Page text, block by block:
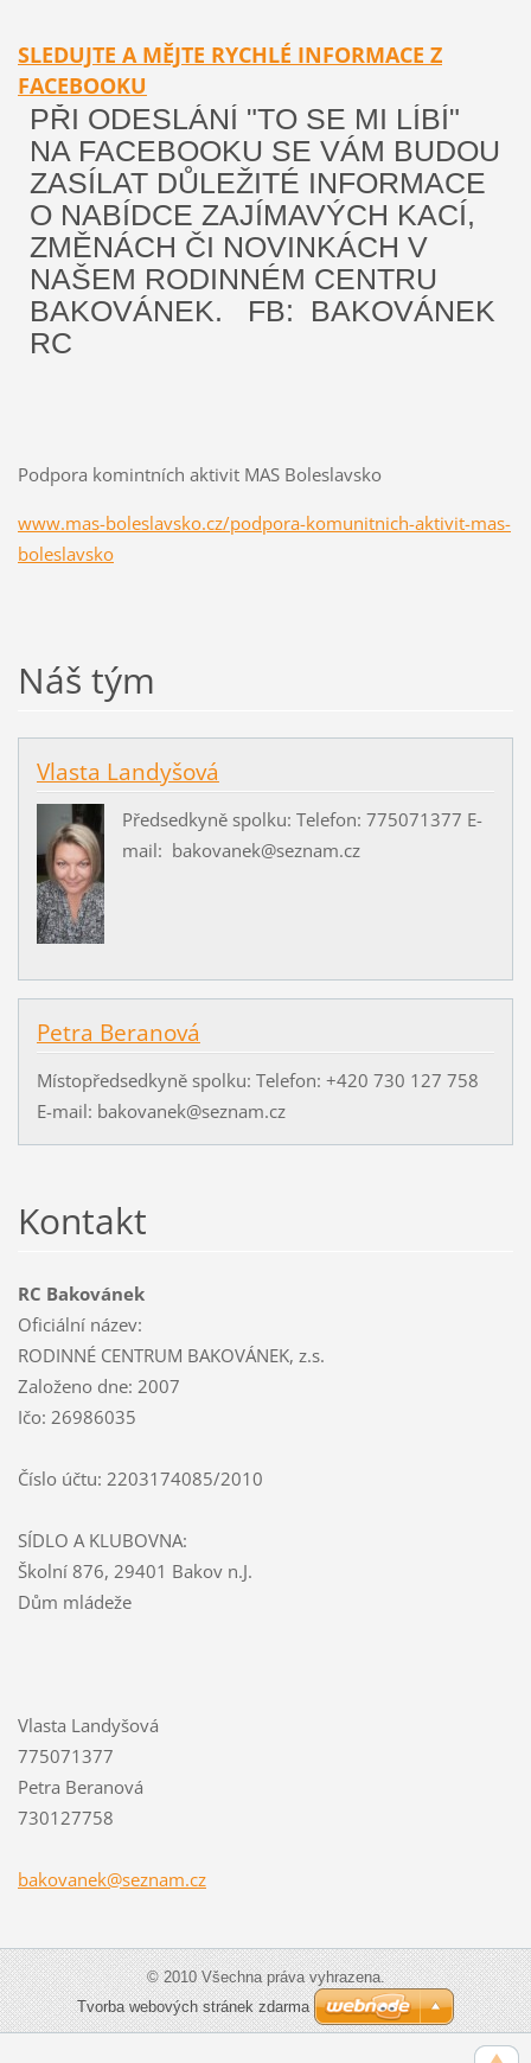
SLEDUJTE A MĚJTE RYCHLÉ INFORMACE Z
FACEBOOKU
PŘI ODESLÁNÍ "TO SE MI LÍBÍ"
NA FACEBOOKU SE VÁM BUDOU
ZASÍLAT DŮLEŽITÉ INFORMACE
O NABÍDCE ZAJÍMAVÝCH KACÍ,
ZMĚNÁCH ČI NOVINKÁCH V
NAŠEM RODINNÉM CENTRU
BAKOVÁNEK. FB: BAKOVÁNEK
RC
Podpora komintních aktivit MAS Boleslavsko
www.mas-boleslavsko.cz/podpora-komunitnich-aktivit-mas-
boleslavsko
Náš tým
Vlasta Landyšová
Předsedkyně spolku: Telefon: 775071377 E-
mail: bakovanek@seznam.cz
Petra Beranová
Místopředsedkyně spolku: Telefon: +420 730 127 758
E-mail: bakovanek@seznam.cz
Kontakt
RC Bakovánek
Oficiální název:
RODINNÉ CENTRUM BAKOVÁNEK, z.s.
Založeno dne: 2007
Ičo: 26986035
Číslo účtu: 2203174085/2010
SÍDLO A KLUBOVNA:
Školní 876, 29401 Bakov n.J.
Dům mládeže
Vlasta Landyšová
775071377
Petra Beranová
730127758
bakovanek@seznam.cz
© 2010 Všechna práva vyhrazena.
Tvorba webových stránek zdarma